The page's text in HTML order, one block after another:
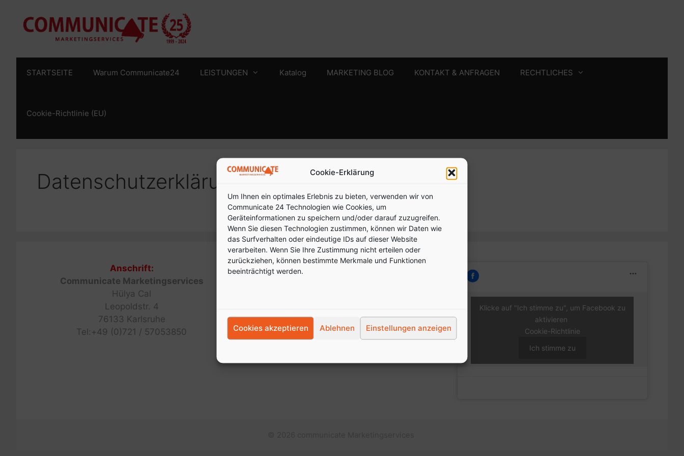
Cookie-Erklärung
Um Ihnen ein optimales Erlebnis zu bieten, verwenden wir von
Communicate 24 Technologien wie Cookies, um
Geräteinformationen zu speichern und/oder darauf zuzugreifen.
Wenn Sie diesen Technologien zustimmen, können wir Daten wie
das Surfverhalten oder eindeutige IDs auf dieser Website
verarbeiten. Wenn Sie Ihre Zustimmung nicht erteilen oder
zurückziehen, können bestimmte Merkmale und Funktionen
beeinträchtigt werden.
Cookies akzeptieren Ablehnen Einstellungen anzeigen
springen
STARTSEITE Warum Communicate24 LEISTUNGEN Katalog MARKETING BLOG KONTAKT & ANFRAGEN RECHTLICHES
Cookie-Richtlinie (EU)
Datenschutzerklärung
Anschrift:
Communicate Marketingservices
Hülya Cal
Leopoldstr. 4
76133 Karlsruhe
Tel:+49 (0)721 / 57053850
rufen Sie uns einfach an
oder schreiben eine E-mail.
Klicke auf "Ich stimme zu", um Facebook zu
aktivieren
Cookie-Richtlinie
Ich stimme zu